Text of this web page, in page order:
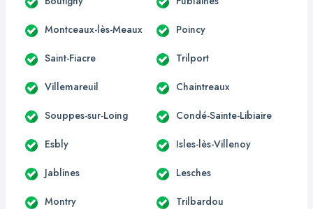
Montceaux-lès-Meaux Poincy
Saint-Fiacre Trilport
Villemareuil Chaintreaux
Souppes-sur-Loing Condé-Sainte-Libiaire
Esbly Isles-lès-Villenoy
Jablines Lesches
Montry Trilbardou